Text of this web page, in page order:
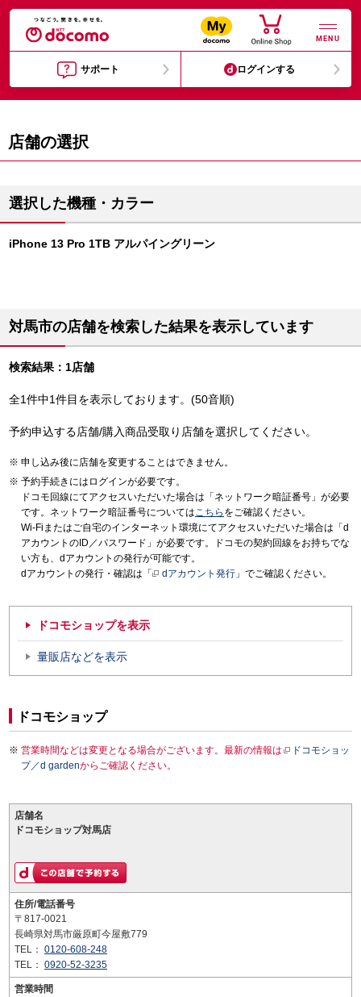
MENU
サポート ログインする
店舗の選択
選択した機種・カラー
iPhone 13 Pro 1TB アルパイングリーン
対馬市の店舗を検索した結果を表示しています
検索結果：1店舗
全1件中1件目を表示しております。(50音順)
予約申込する店舗/購入商品受取り店舗を選択してください。
申し込み後に店舗を変更することはできません。
予約手続きにはログインが必要です。
ドコモ回線にてアクセスいただいた場合は「ネットワーク暗証番号」が必要
です。ネットワーク暗証番号についてはこちら をご確認ください。
Wi-Fiまたはご自宅のインターネット環境にてアクセスいただいた場合は「d
アカウントのID／パスワード」が必要です。ドコモの契約回線をお持ちでな
い方も、dアカウントの発行が可能です。
dアカウントの発行・確認は「
dアカウント発行 」でご確認ください。
ドコモショップを表示
量販店などを表示
ドコモショップ
営業時間などは変更となる場合がございます。最新の情報は
ドコモショッ
プ／d gardenからご確認ください。
店舗名
ドコモショップ対馬店
住所/電話番号
〒817-0021
長崎県対馬市厳原町今屋敷779
TEL： 0120-608-248
TEL： 0920-52-3235
営業時間